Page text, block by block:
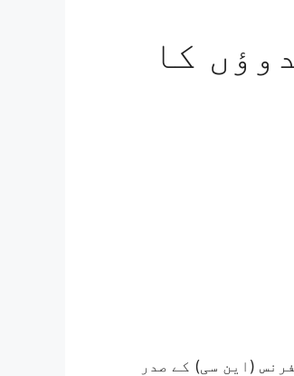
کا
(این سی) کے صدر